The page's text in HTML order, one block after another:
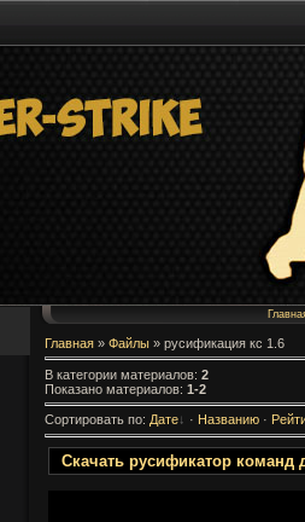
Главная » Файлы » русификация кс 1.6
В категории материалов: 2
Показано материалов: 1-2
Сортировать по: Дате · Названию ·
Скачать русификатор команд